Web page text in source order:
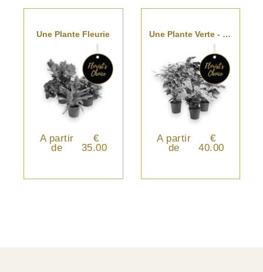
Une Plante Fleurie
A partir
de
€
35.00
Une Plante Verte - Choix Du Fleuriste
A partir
de
€
40.00